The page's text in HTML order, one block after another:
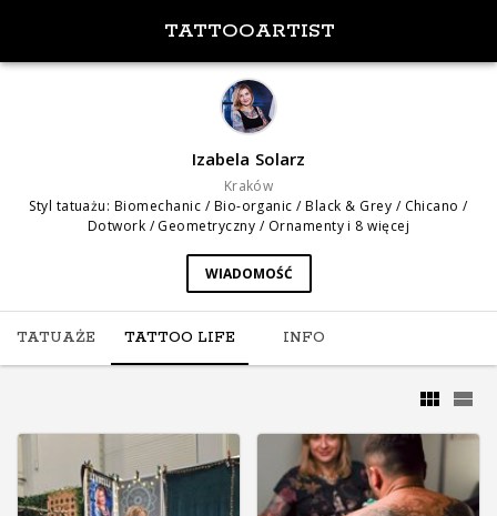
TATTOOARTIST
Izabela Solarz
Kraków
Styl tatuażu: Biomechanic / Bio-organic / Black & Grey / Chicano /
Dotwork / Geometryczny / Ornamentyi 8 więcej
WIADOMOŚĆ
TATUAŻE TATTOO LIFE INFO